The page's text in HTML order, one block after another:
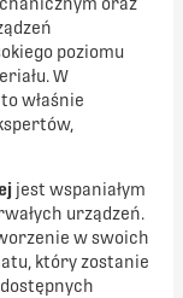
oraz
poziomu
W
właśnie
jest wspaniałym
urządzeń.
w swoich
który zostanie